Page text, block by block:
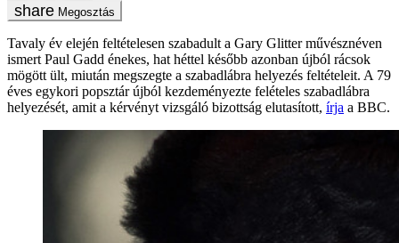
Megosztás
Tavaly év elején feltételesen szabadult a Gary Glitter művésznéven
ismert Paul Gadd énekes, hat héttel később azonban újból rácsok
mögött ült, miután megszegte a szabadlábra helyezés feltételeit. A 79
éves egykori popsztár újból kezdeményezte felételes szabadlábra
helyezését, amit a kérvényt vizsgáló bizottság elutasított, írja a BBC.